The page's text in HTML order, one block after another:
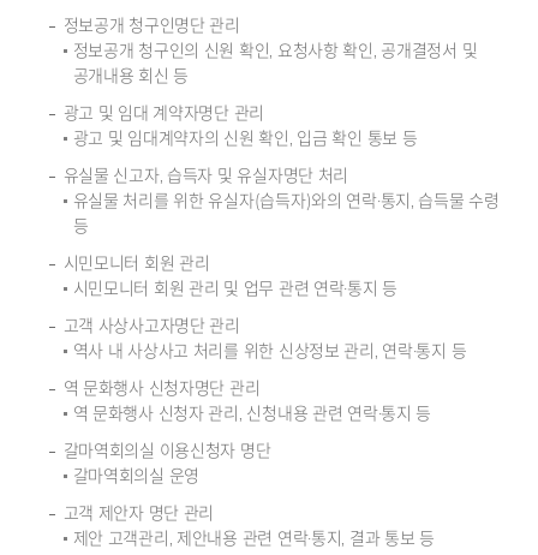
정보공개 청구인명단 관리
정보공개 청구인의 신원 확인, 요청사항 확인, 공개결정서 및
공개내용 회신 등
광고 및 임대 계약자명단 관리
광고 및 임대계약자의 신원 확인, 입금 확인 통보 등
유실물 신고자, 습득자 및 유실자명단 처리
유실물 처리를 위한 유실자(습득자)와의 연락·통지, 습득물 수령
등
시민모니터 회원 관리
시민모니터 회원 관리 및 업무 관련 연락·통지 등
고객 사상사고자명단 관리
역사 내 사상사고 처리를 위한 신상정보 관리, 연락·통지 등
역 문화행사 신청자명단 관리
역 문화행사 신청자 관리, 신청내용 관련 연락·통지 등
갈마역회의실 이용신청자 명단
갈마역회의실 운영
고객 제안자 명단 관리
제안 고객관리, 제안내용 관련 연락·통지, 결과 통보 등